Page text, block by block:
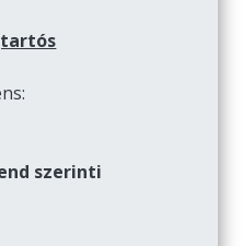
szerinti